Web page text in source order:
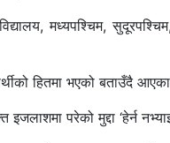
मध्यपश्चिम,
हितमा भएको बताउँदै
परेको मुद्दा ‘हेर्न